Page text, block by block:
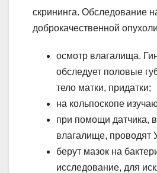
скрининга. Обследование
доброкачественной
осмотр влагалища.
обследует половые
тело матки, придатки;
на кольпоскопе
при помощи датчика,
влагалище, проводят
берут мазок на
исследование, для